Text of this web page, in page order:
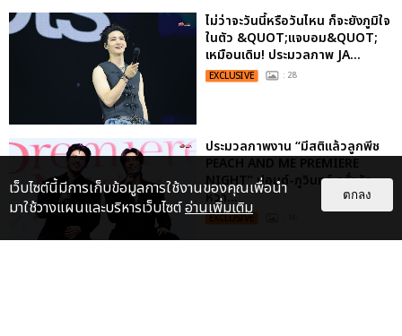
ไม่ว่าจะวันนี้หรือวันไหน ก็จะยังภูมิใจ
ในตัว &QUOT;แจบอม&QUOT;
เหมือนเดิม! ประมวลภาพ JA...
EXCLUSIVE : 28
ประมวลภาพงาน “มีสติแล้วลูกพีช
PEACH AND ME PREMIERE
NIGHT” ปอนด์-ภูวินทร์ คลั่งรัก
หวา...
EXCLUSIVE
เว็บไซต์นี้มีการเก็บข้อมูลการใช้งานของคุณเพื่อนำ
มาใช้วางแผนและบริหารเว็บไซต์อ่านเพิ่มเติม
ตกลง